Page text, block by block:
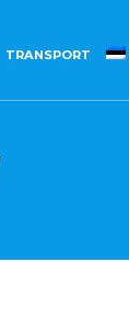
TRANSPORT